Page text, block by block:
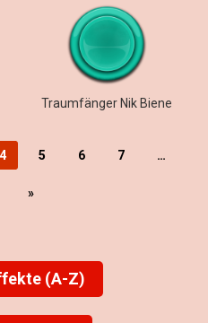
Traumfänger Nik Biene
4 5 6 7 …
»
(A-Z)